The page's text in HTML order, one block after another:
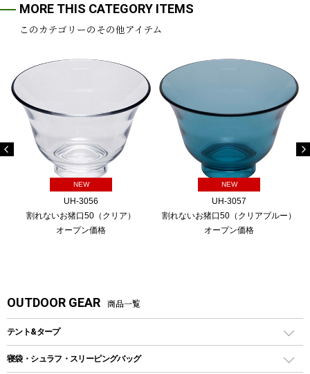
MORE THIS CATEGORY ITEMS
このカテゴリーのその他アイテム
NEW
UH-3056
割れないお猪口50（クリア）
オープン価格
NEW
UH-3057
割れないお猪口50（クリアブルー）
オープン価格
OUTDOOR GEAR 商品一覧
テント&タープ
テント
寝袋・シュラフ・スリーピングバッグ